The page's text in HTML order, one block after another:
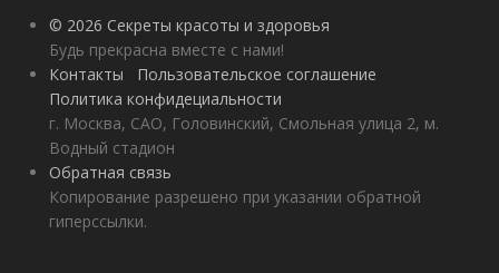
© 2026 Секреты красоты и здоровья
Будь прекрасна вместе с нами!
Контакты
Пользовательское соглашение
Политика конфидециальности
г. Москва, САО, Головинский, Смольная улица 2, м.
Водный стадион
Обратная связь
Копирование разрешено при указании обратной
гиперссылки.